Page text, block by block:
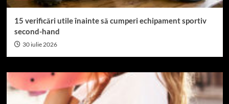
15 verificări utile înainte să cumperi echipament sportiv
second-hand
30 iulie 2026